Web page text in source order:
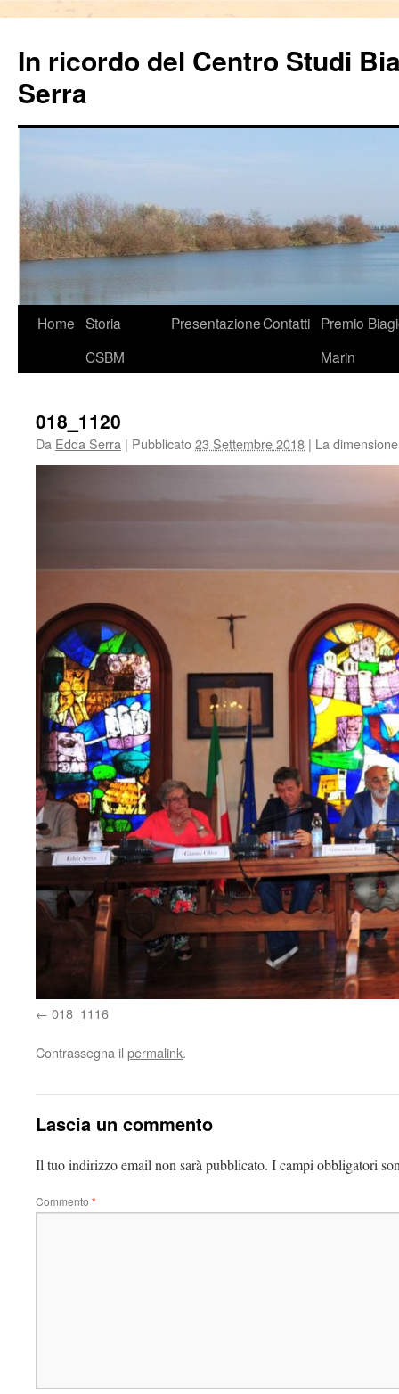
In ricordo del Centro Studi
Serra
VaiHome Storia
CSBM
PresentazioneContatti Premio
Marin
018_1120
Da Edda Serra | Pubblicato23 Settembre 2018 | La
018_1116
Contrassegna il permalink.
Lascia un commento
Il tuo indirizzo email non sarà pubblicato. I campi obbligatori
Commento *